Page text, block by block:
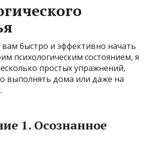
быстро и эффективно начать
психологическим состоянием, я
простых упражнений,
выполнять дома или даже на
1. Осознанное